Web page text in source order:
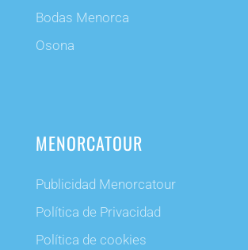
Bodas Menorca
Osona
MENORCATOUR
Publicidad Menorcatour
Política de Privacidad
Política de cookies